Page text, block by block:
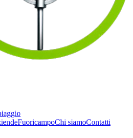
FuoricampoChi siamoContatti